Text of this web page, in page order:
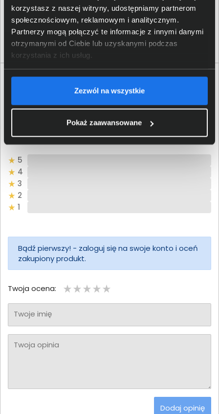
korzystasz z naszej witryny, udostępniamy partnerom
społecznościowym, reklamowym i analitycznym.
Partnerzy mogą połączyć te informacje z innymi danymi
otrzymanymi od Ciebie lub uzyskanymi podczas
korzystania z ich usług.
Zezwól na wszystkie
Pokaż zaawansowane
Osoba odpowiedzialna za
produkt
Schneider Electric SAS; 35
Rue Joseph Monier, 92500
Rueil-Malmaison, France;
raymond.lizotte@se.com
Opinie o produkcie APC APCRBC110
Oceń produkt
0/5 0 - ilość opinii o produkcie
5
4
3
2
1
Bądź pierwszy! - zaloguj się na swoje konto i oceń
zakupiony produkt.
Twoja ocena:
Twoje imię
Twoja opinia
Dodaj opinię